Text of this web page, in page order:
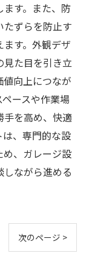
す。また、防
ずらを防止す
す。外観デザ
見た目を引き立
向上につなが
ースや作業場
手を高め、快適
、専門的な設
、ガレージ設
ながら進める
次のページ >